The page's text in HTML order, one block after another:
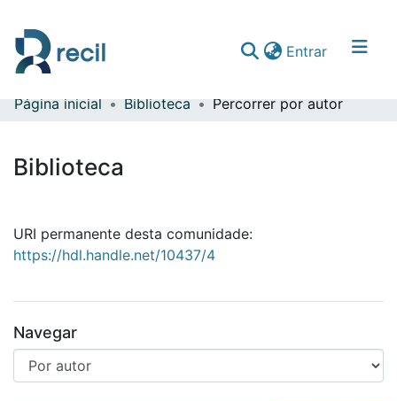
Entrar(current)
Comunidades & Coleções
Página inicial Biblioteca Percorrer por autor
Biblioteca
URI permanente desta comunidade:
https://hdl.handle.net/10437/4
Navegar